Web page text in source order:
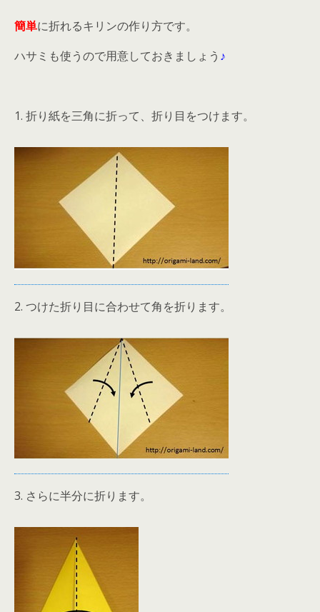
簡単に折れるキリンの作り方です。
ハサミも使うので用意しておきましょう ♪
1. 折り紙を三角に折って、折り目をつけます。
2. つけた折り目に合わせて角を折ります。
3. さらに半分に折ります。